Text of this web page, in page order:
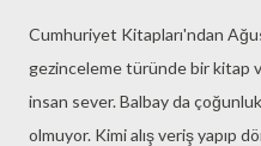
Cumhuriyet Kitapları'ndan
gezinceleme türünde bir kitap
insan sever. Balbay da
olmuyor. Kimi alış veriş yapıp